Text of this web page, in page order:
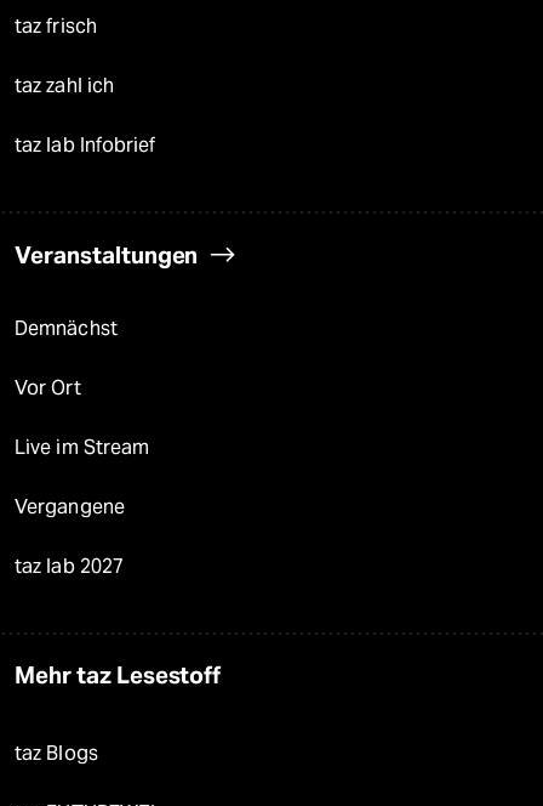
taz frisch
taz zahl ich
taz lab Infobrief
Veranstaltungen
Demnächst
Vor Ort
Live im Stream
Vergangene
taz lab 2027
Mehr taz Lesestoff
taz Blogs